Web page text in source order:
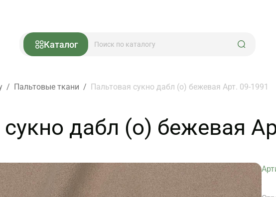
Каталог
/ Пальтовые ткани / Пальтовая сукно дабл (о) бежевая Арт. 09-1991
дабл (о) бежевая